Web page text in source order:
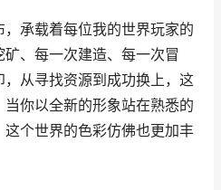
承载着每位我的世界玩家的
、每一次建造、每一次冒
从寻找资源到成功换上，这
你以全新的形象站在熟悉的
个世界的色彩仿佛也更加丰